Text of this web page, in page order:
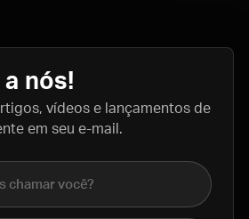
nós!
vídeos e lançamentos de
em seu e-mail.